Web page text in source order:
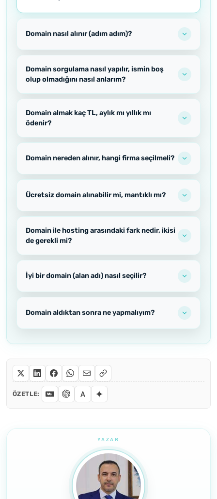
Domain nasıl alınır (adım adım)?
Domain sorgulama nasıl yapılır, ismin boş
olup olmadığını nasıl anlarım?
Domain almak kaç TL, aylık mı yıllık mı
ödenir?
Domain nereden alınır, hangi firma seçilmeli?
Ücretsiz domain alınabilir mi, mantıklı mı?
Domain ile hosting arasındaki fark nedir, ikisi
de gerekli mi?
İyi bir domain (alan adı) nasıl seçilir?
Domain aldıktan sonra ne yapmalıyım?
ÖZETLE: